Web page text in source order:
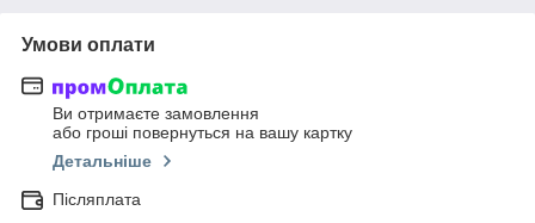
Умови оплати
Ви отримаєте замовлення
або гроші повернуться на вашу картку
Детальніше
Післяплата